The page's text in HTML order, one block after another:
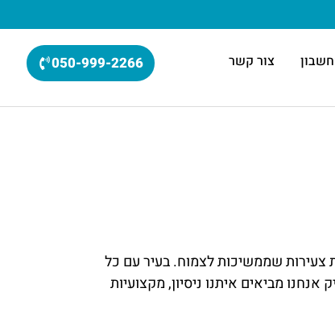
צור קשר 050-999-2266
צעירות שממשיכות לצמוח. בעיר עם כל
מביאים איתנו ניסיון, מקצועיות